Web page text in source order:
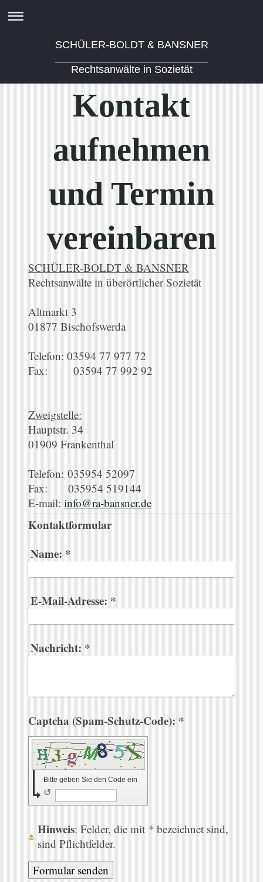
SCHÜLER-BOLDT & BANSNER
Rechtsanwälte in Sozietät
Kontakt
aufnehmen
und Termin
vereinbaren
SCHÜLER-BOLDT & BANSNER
Rechtsanwälte in überörtlicher Sozietät
Altmarkt 3
01877 Bischofswerda
Telefon: 03594 77 977 72
Fax: 03594 77 992 92
Zweigstelle:
Hauptstr. 34
01909 Frankenthal
Telefon: 035954 52097
Fax: 035954 519144
E-mail: info@ra-bansner.de
Kontaktformular
Name: *
E-Mail-Adresse: *
Nachricht: *
Captcha (Spam-Schutz-Code): *
Bitte geben Sie den Code ein
↺
Hinweis : Felder, die mit * bezeichnet sind,
sind Pflichtfelder.